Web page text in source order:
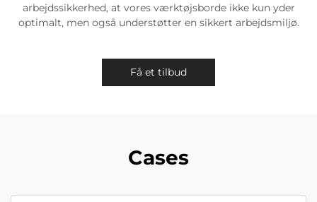
arbejdssikkerhed, at vores værktøjsborde ikke kun yder
optimalt, men også understøtter en sikkert arbejdsmiljø.
Få et tilbud
Cases